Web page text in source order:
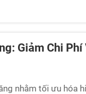
Giảm Chi Phí
nhằm tối ưu hóa